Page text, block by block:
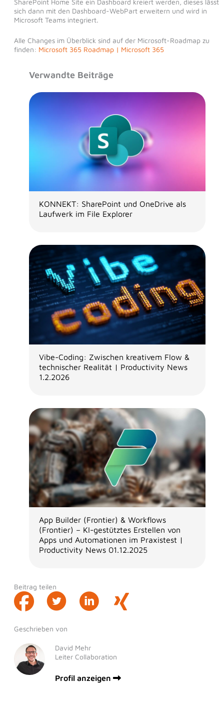
SharePoint Home Site ein Dashboard kreiert werden, dieses lässt
sich dann mit den Dashboard-WebPart erweitern und wird in
Microsoft Teams integriert.
Alle Changes im Überblick sind auf der Microsoft-Roadmap zu
finden: Microsoft 365 Roadmap | Microsoft 365
Verwandte Beiträge
KONNEKT: SharePoint und OneDrive als
Laufwerk im File Explorer
Vibe-Coding: Zwischen kreativem Flow &
technischer Realität | Productivity News
1.2.2026
App Builder (Frontier) & Workflows
(Frontier) – KI-gestütztes Erstellen von
Apps und Automationen im Praxistest |
Productivity News 01.12.2025
Beitrag teilen
Geschrieben von
David Mehr
Leiter Collaboration
Profil anzeigen